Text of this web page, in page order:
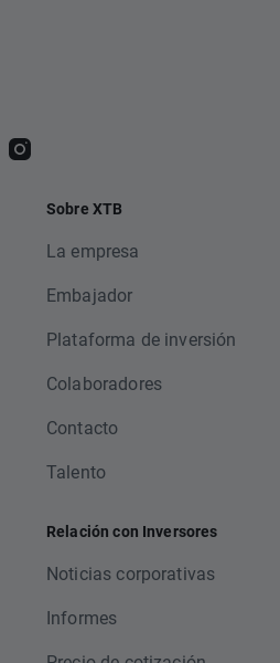
Sobre XTB
La empresa
Embajador
Plataforma de inversión
Colaboradores
Contacto
Talento
Relación con Inversores
Noticias corporativas
Informes